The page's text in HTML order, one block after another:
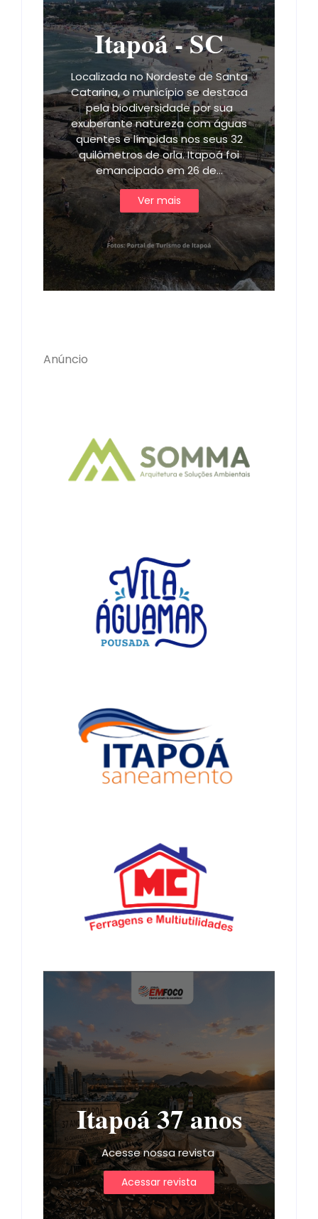
Itapoá - SC
Localizada no Nordeste de Santa
Catarina, o município se destaca
pela biodiversidade por sua
exuberante natureza com águas
quentes e límpidas nos seus 32
quilômetros de orla. Itapoá foi
emancipado em 26 de…
Ver mais
Anúncio
Itapoá 37 anos
Acesse nossa revista
Acessar revista